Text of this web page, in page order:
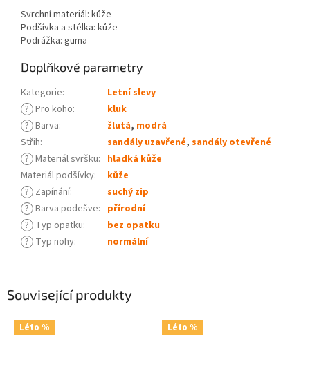
Související produkty
Léto % Léto %
Svrchní materiál: kůže
Podšívka a stélka: kůže
Podrážka: guma
Doplňkové parametry
Kategorie:
Letní slevy
? Pro koho:
kluk
? Barva: žlutá, modrá
Střih: sandály uzavřené, sandály otevřené
? Materiál svršku: hladká kůže
Materiál podšívky:
kůže
? Zapínání:
suchý zip
? Barva podešve: přírodní
? Typ opatku:
bez opatku
? Typ nohy: normální